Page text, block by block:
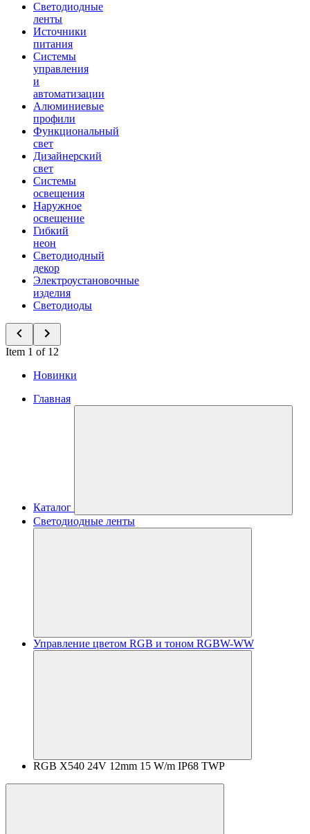
Светодиодные
ленты
Источники
питания
Системы
управления
и
автоматизации
Алюминиевые
профили
Функциональный
свет
Дизайнерский
свет
Системы
освещения
Наружное
освещение
Гибкий
неон
Светодиодный
декор
Электроустановочные
изделия
Светодиоды
Item 1 of 12
Новинки
Главная
Каталог
Светодиодные ленты
Управление цветом RGB и тоном RGBW-WW
RGB X540 24V 12mm 15 W/m IP68 TWP